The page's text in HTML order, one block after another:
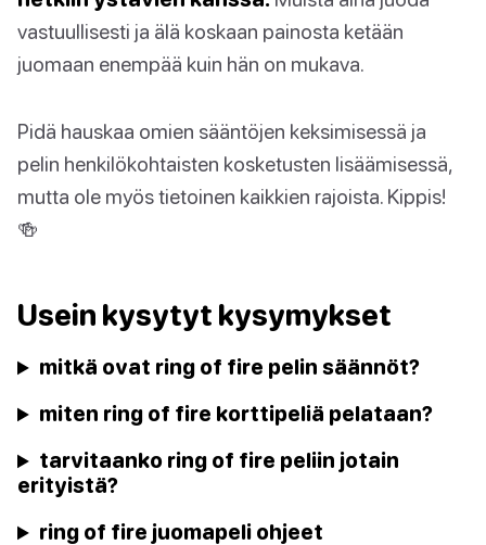
vastuullisesti ja älä koskaan painosta ketään
juomaan enempää kuin hän on mukava.
Pidä hauskaa omien sääntöjen keksimisessä ja
pelin henkilökohtaisten kosketusten lisäämisessä,
mutta ole myös tietoinen kaikkien rajoista. Kippis!
🍻
Usein kysytyt kysymykset
mitkä ovat ring of fire pelin säännöt?
miten ring of fire korttipeliä pelataan?
tarvitaanko ring of fire peliin jotain
erityistä?
ring of fire juomapeli ohjeet